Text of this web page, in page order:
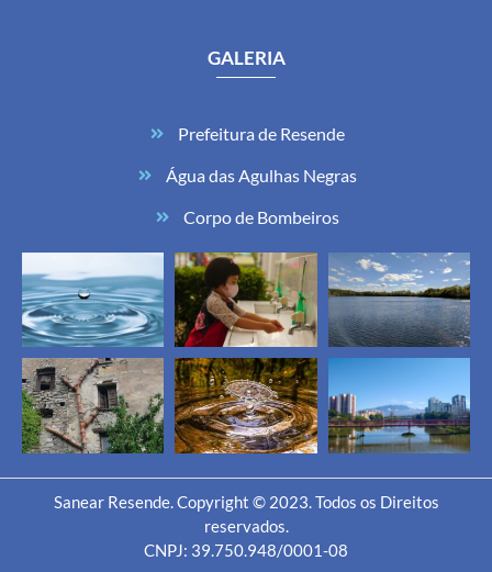
GALERIA
Prefeitura de Resende
Água das Agulhas Negras
Corpo de Bombeiros
Sanear Resende. Copyright © 2023. Todos os Direitos
reservados.
CNPJ: 39.750.948/0001-08